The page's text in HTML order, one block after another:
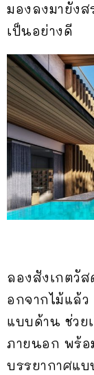
มองลงมายัง
เป็นอย่างดี
ลองสังเกตวั
อกจากไม้แล้
แบบด้าน ช่วย
ภายนอก พร้อ
บรรยากาศแ